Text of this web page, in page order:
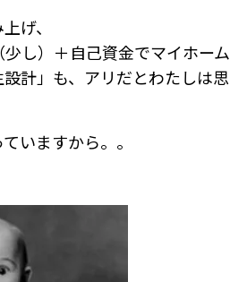
げ、
し）＋自己資金でマイホーム
計」も、アリだとわたしは思
いますから。。